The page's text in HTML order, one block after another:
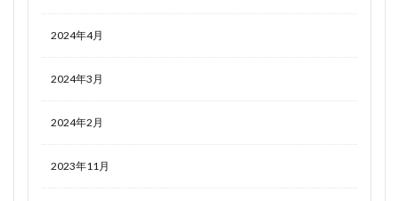
2024年4月
2024年3月
2024年2月
2023年11月